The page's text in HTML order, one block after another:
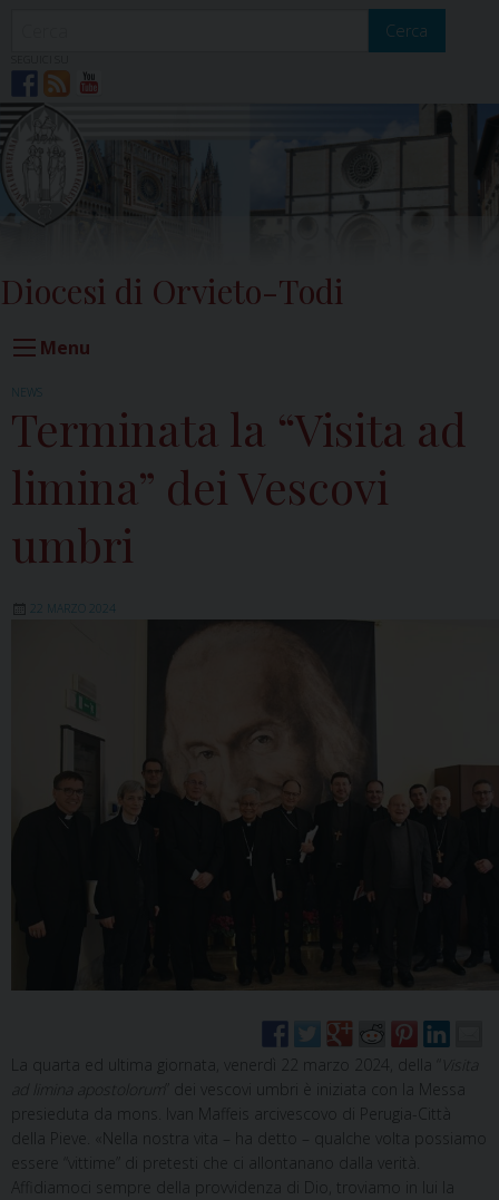
Cerca
Diocesi di Orvieto-Todi
Menu
NEWS
Terminata la “Visita ad
limina” dei Vescovi
umbri
22 MARZO 2024
La quarta ed ultima giornata, venerdì 22 marzo 2024, della “
” dei vescovi umbri è iniziata con la Messa
presieduta da mons. Ivan Maffeis arcivescovo di Perugia-Città
della Pieve. «Nella nostra vita – ha detto – qualche volta possiamo
essere “vittime” di pretesti che ci allontanano dalla verità.
Affidiamoci sempre della provvidenza di Dio, troviamo in lui la